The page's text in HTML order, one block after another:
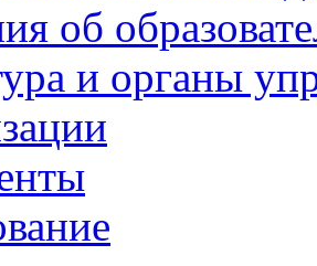
об
и органы